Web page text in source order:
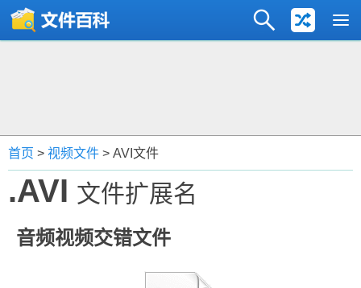
首页 > 视频文件 > AVI文件
.AVI 文件扩展名
音频视频交错文件